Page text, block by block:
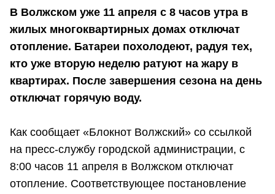
В Волжском уже 11 апреля с 8 часов утра в
жилых многоквартирных домах отключат
отопление. Батареи похолодеют, радуя тех,
кто уже вторую неделю ратуют на жару в
квартирах. После завершения сезона на день
отключат горячую воду.
Как сообщает «Блокнот Волжский» со ссылкой
на пресс-службу городской администрации, с
8:00 часов 11 апреля в Волжском отключат
отопление. Соответствующее постановление